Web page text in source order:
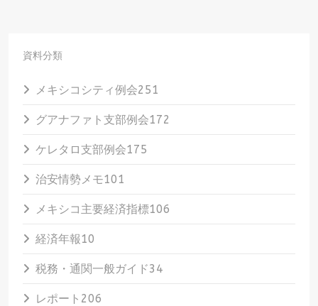
資料分類
メキシコシティ例会251
グアナファト支部例会172
ケレタロ支部例会175
治安情勢メモ101
メキシコ主要経済指標106
経済年報10
税務・通関一般ガイド34
レポート 206